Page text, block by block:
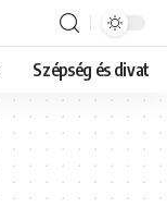
Szépség és divat